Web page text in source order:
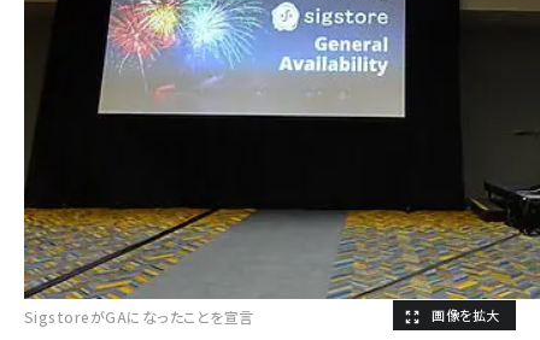
SigstoreがGAになったことを宣言